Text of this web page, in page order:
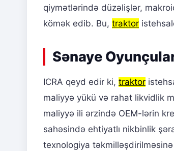
qiymətlərində düzəlişlər,
kömək edib. Bu, traktor
Sənaye
ICRA qeyd edir ki, traktor
maliyyə yükü və rahat likvidlik
maliyyə ili ərzində OEM-lərin
sahəsində ehtiyatlı nikbinlik
texnologiya